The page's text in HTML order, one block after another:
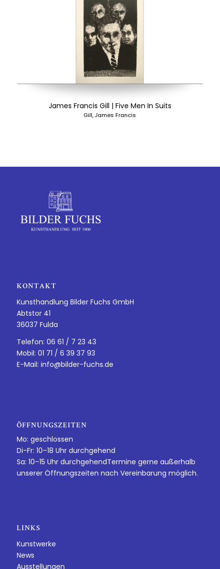
James Francis Gill | Five Men In Suits
Gill, James Francis
KONTAKT
Kunsthandlung Bilder Fuchs GmbH
Abtstor 41
36037 Fulda
Telefon: 06 61 / 7 23 43
Mobil: 01 71 / 6 39 37 93
E-Mail: info@bilder-fuchs.de
ÖFFNUNGSZEITEN
Mo: geschlossen
Di-Fr: 10–18 Uhr durchgehend
Sa: 10–15 Uhr durchgehendTermine gerne außerhalb
unserer Öffnungszeiten nach Vereinbarung möglich.
LINKS
Kunstwerke
News
Ausstellungen